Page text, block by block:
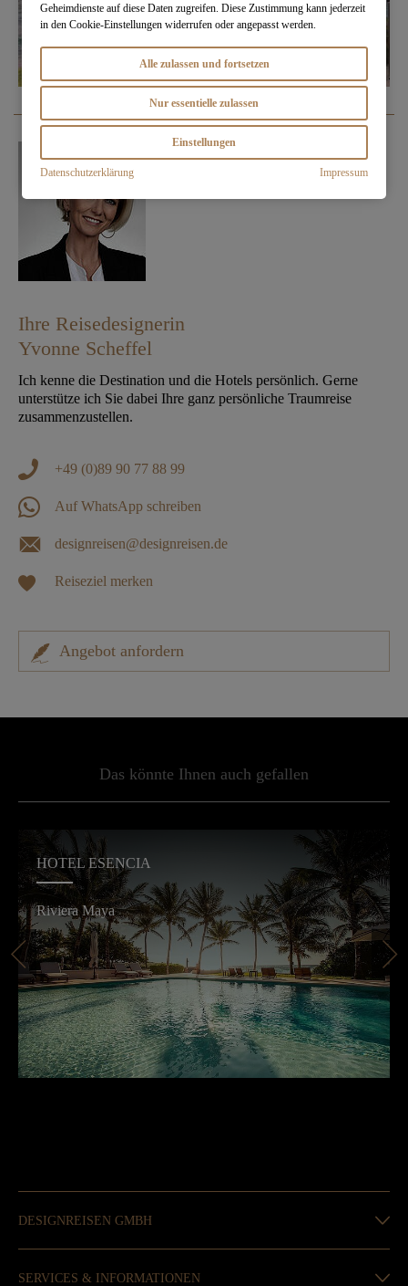
Ihre Reisedesignerin
Yvonne Scheffel
Ich kenne die Destination und die Hotels persönlich. Gerne
unterstütze ich Sie dabei Ihre ganz persönliche Traumreise
zusammenzustellen.
+49 (0)89 90 77 88 99
Auf WhatsApp schreiben
designreisen@designreisen.de
Reiseziel merken
Angebot anfordern
Das könnte Ihnen auch gefallen
HOTEL ESENCIA
Riviera Maya
DESIGNREISEN GMBH
SERVICES & INFORMATIONEN
Geheimdienste auf diese Daten zugreifen. Diese Zustimmung kann jederzeit
in den Cookie-Einstellungen widerrufen oder angepasst werden.
Alle zulassen und fortsetzen
Nur essentielle zulassen
Einstellungen
Datenschutzerklärung Impressum